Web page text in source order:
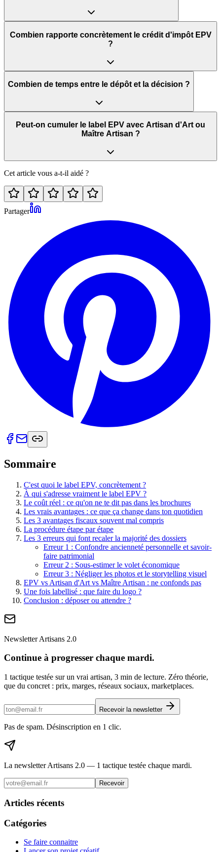
Combien rapporte concrètement le crédit d'impôt EPV
?
Combien de temps entre le dépôt et la décision ?
Peut-on cumuler le label EPV avec Artisan d'Art ou
Maître Artisan ?
Cet article vous a-t-il aidé ?
Partager
Sommaire
C'est quoi le label EPV, concrètement ?
À qui s'adresse vraiment le label EPV ?
Le coût réel : ce qu'on ne te dit pas dans les brochures
Les vrais avantages : ce que ça change dans ton quotidien
Les 3 avantages fiscaux souvent mal compris
La procédure étape par étape
Les 3 erreurs qui font recaler la majorité des dossiers
Erreur 1 : Confondre ancienneté personnelle et savoir-
faire patrimonial
Erreur 2 : Sous-estimer le volet économique
Erreur 3 : Négliger les photos et le storytelling visuel
EPV vs Artisan d'Art vs Maître Artisan : ne confonds pas
Une fois labellisé : que faire du logo ?
Conclusion : déposer ou attendre ?
Newsletter Artisans 2.0
Continue à progresser chaque mardi.
1 tactique testée sur un vrai artisan, 3 min de lecture. Zéro théorie,
que du concret : prix, marges, réseaux sociaux, marketplaces.
Recevoir la newsletter
Pas de spam. Désinscription en 1 clic.
La newsletter Artisans 2.0 — 1 tactique testée chaque mardi.
Recevoir
Articles récents
Catégories
Se faire connaitre